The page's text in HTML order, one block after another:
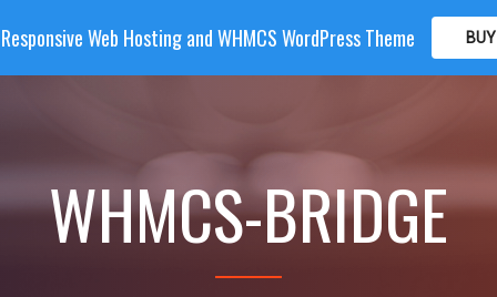
HOSTING DOMAIN WHMCS SHOP
WHMCS-BRIDGE
Web Hosting and WHMCS WordPress Theme